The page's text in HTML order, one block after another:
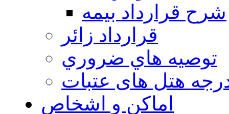
شرح قرارداد بیمه
قرارداد زائر
توصيه هاي ضروري
هتل های عتبات
اماکن و اشخاص